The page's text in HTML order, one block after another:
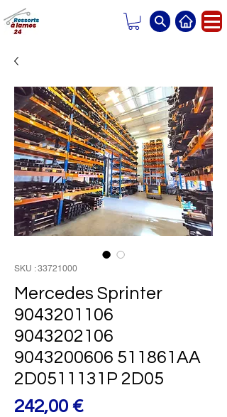
SKU : 33721000
Mercedes Sprinter
9043201106
9043202106
9043200606 511861AA
2D0511131P 2D05
242,00 €Prix